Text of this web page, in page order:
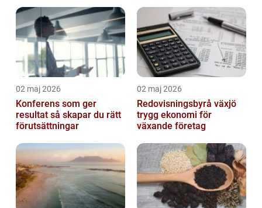
02 maj 2026
Konferens som ger
resultat så skapar du rätt
förutsättningar
02 maj 2026
Redovisningsbyrå växjö
trygg ekonomi för
växande företag